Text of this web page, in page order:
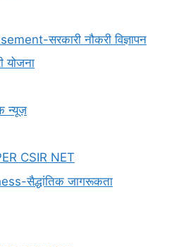
सरकारी नौकरी विज्ञापन
योजना
न्यूज़
CSIR NET
सैद्धांतिक जागरूकता